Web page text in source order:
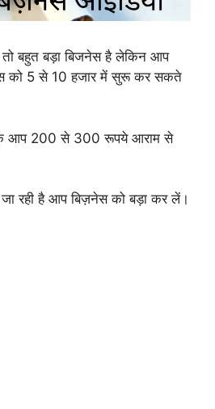
बहुत बड़ा बिजनेस है लेकिन आप
को 5 से 10 हजार में सुरू कर सकते
आप 200 से 300 रूपये आराम से
रही है आप बिज़नेस को बड़ा कर लें।